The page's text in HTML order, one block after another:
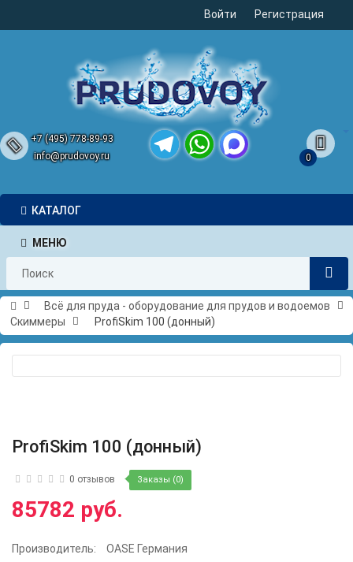
Войти Регистрация
+7 (495) 778-89-93
info@prudovoy.ru
0
КАТАЛОГ
МЕНЮ
Всё для пруда - оборудование для прудов и водоемов
Скиммеры
ProfiSkim 100 (донный)
ProfiSkim 100 (донный)
0 отзывов Заказы (0)
85782 руб.
Производитель:
OASE Германия